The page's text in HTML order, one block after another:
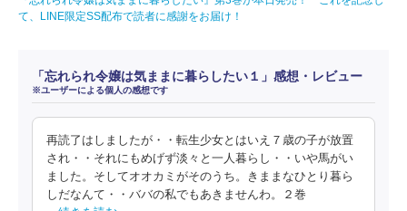
て、LINE限定SS配布で読者に感謝をお届け！
「忘れられ令嬢は気ままに暮らしたい１」感想・レビュー
※ユーザーによる個人の感想です
再読了はしましたが・・転生少女とはいえ７歳の子が放置
され・・それにもめげず淡々と一人暮らし・・いや馬がい
ました。そしてオオカミがそのうち。きままなひとり暮ら
しだなんて・・ババの私でもあきませんわ。２巻